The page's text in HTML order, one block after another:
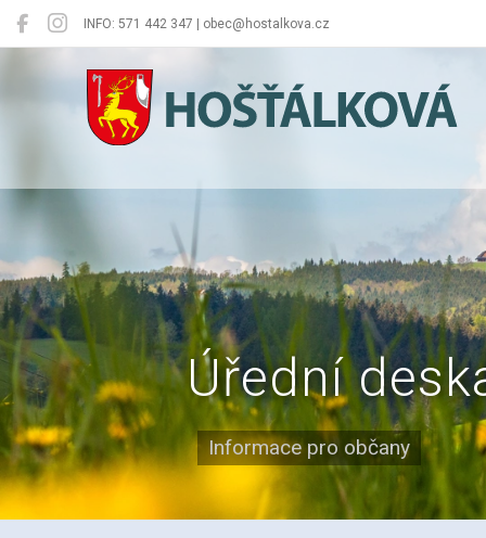
INFO: 571 442 347 | obec@hostalkova.cz
Hošťálková
Úřední
Informace pro občany